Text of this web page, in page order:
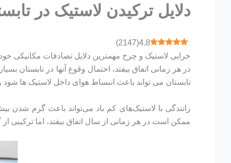
دلایل ترکیدن لاستیک در
4.8
(
2147
)
خرابی لاستیک و چرخ مهمترین دلایل تصادفات مکانیکی
در هر زمانی اتفاق بیفتد، احتمال وقوع آنها در
تابستان می تواند باعث انبساط هوای داخل لاستیک ها
رانندگی با لاستیک‌های کم باد می‌تواند باعث گرم شدن
ممکن است در هر زمانی از سال اتفاق بیفتد، اما ترکیبی